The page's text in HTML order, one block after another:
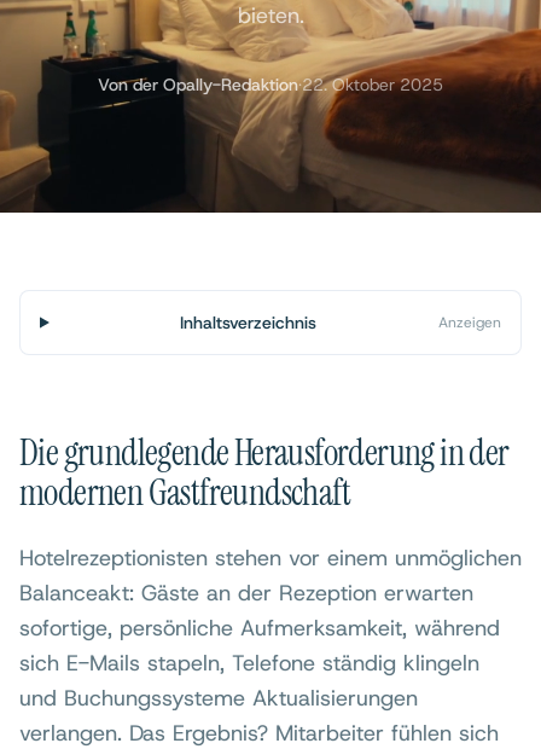
bieten.
Von der Opally-Redaktion·22. Oktober 2025
Inhaltsverzeichnis Anzeigen
Die grundlegende Herausforderung in der
modernen Gastfreundschaft
Hotelrezeptionisten stehen vor einem unmöglichen
Balanceakt: Gäste an der Rezeption erwarten
sofortige, persönliche Aufmerksamkeit, während
sich E-Mails stapeln, Telefone ständig klingeln
und Buchungssysteme Aktualisierungen
verlangen. Das Ergebnis? Mitarbeiter fühlen sich